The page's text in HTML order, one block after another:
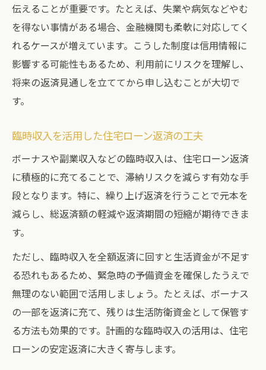
伝えることが重要です。たとえば、失業や病気などやむ
を得ない事情がある場合、金融機関も柔軟に対応してく
れるケースが増えています。こうした制度は信用情報に
影響する可能性もあるため、利用前にリスクを理解し、
将来の返済見通しを立ててから申し込むことが大切で
す。
臨時収入を活用した住宅ローン返済の工夫
ボーナスや副業収入などの臨時収入は、住宅ローン返済
に積極的に充てることで、滞納リスクを減らす有効な手
段となります。特に、繰り上げ返済を行うことで元本を
減らし、総返済額の軽減や返済期間の短縮が期待できま
す。
ただし、臨時収入を全額返済に回すと生活資金が不足す
る恐れもあるため、緊急時の予備資金を確保したうえで
無理のない範囲で活用しましょう。たとえば、ボーナス
の一部を返済に充て、残りは生活防衛資金として保管す
る方法も効果的です。計画的な臨時収入の活用は、住宅
ローンの安定返済に大きく寄与します。